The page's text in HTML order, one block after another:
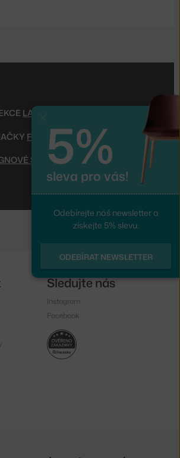
LAMPY IC
FLOS
STOLNÍ LAMPY
5%
sleva pro vás!
Odebírejte náš newsletter a
získejte 5% slevu.
ODEBÍRAT NEWSLETTER
Sledujte nás
Instagram
Facebook